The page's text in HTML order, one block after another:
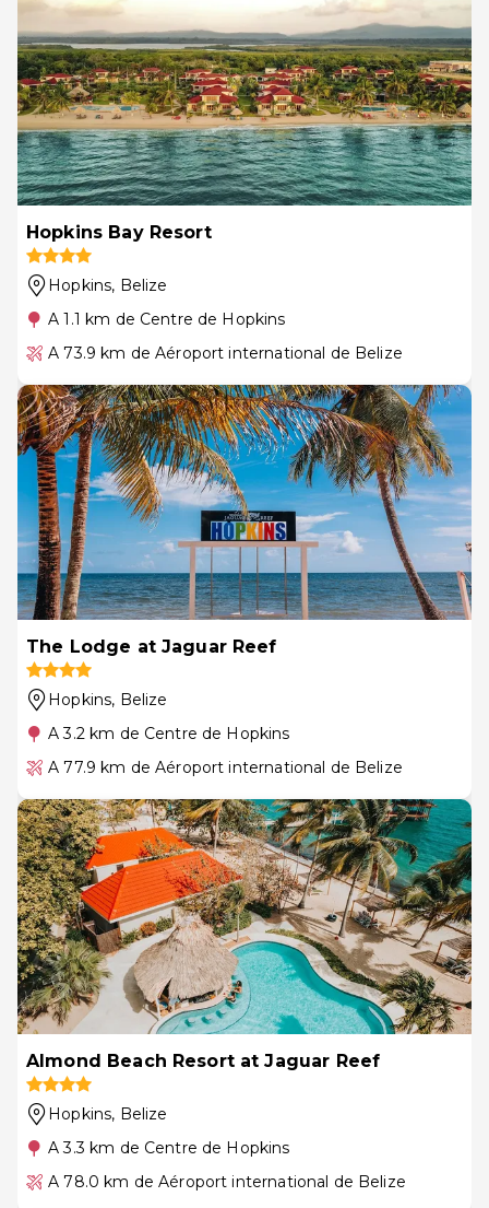
Hopkins Bay Resort
Hopkins, Belize
A 1.1 km de Centre de Hopkins
A 73.9 km de Aéroport international de Belize
The Lodge at Jaguar Reef
Hopkins, Belize
A 3.2 km de Centre de Hopkins
A 77.9 km de Aéroport international de Belize
Almond Beach Resort at Jaguar Reef
Hopkins, Belize
A 3.3 km de Centre de Hopkins
A 78.0 km de Aéroport international de Belize